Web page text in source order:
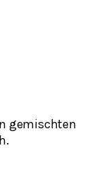
gemischten